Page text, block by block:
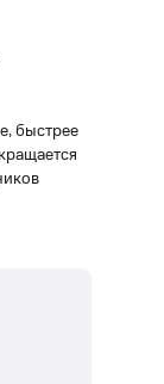
быстрее